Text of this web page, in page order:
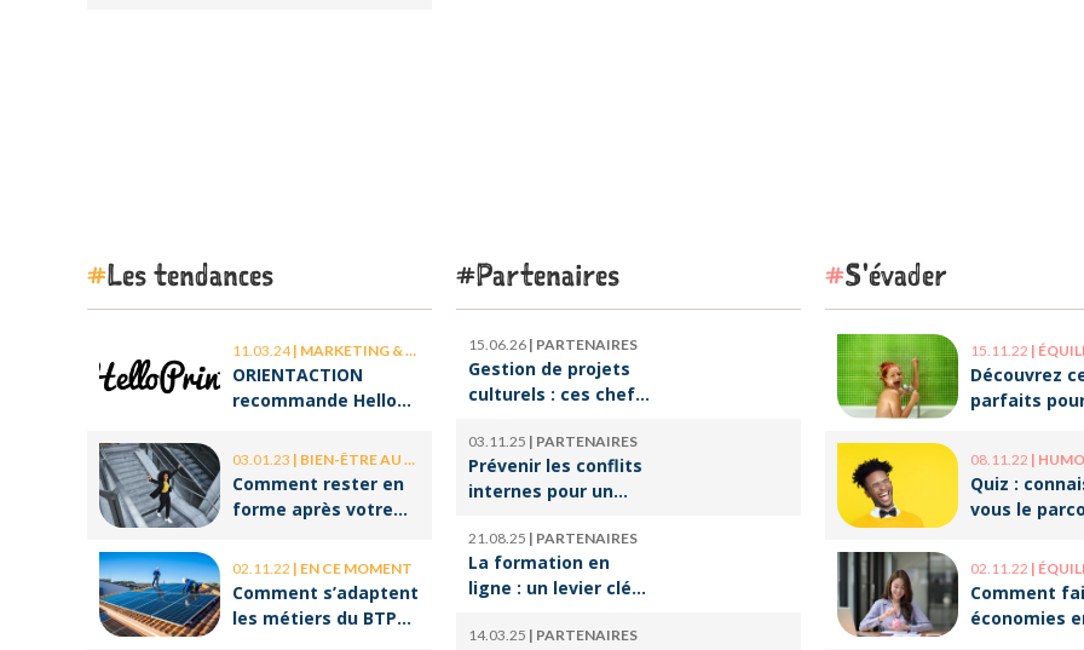
Les tendances
11.03.24| MARKETING & COMMUNICATION
ORIENTACTION
recommande Hello
des stickers et des
brochures
03.01.23 | BIEN-ÊTRE AU TRAVAIL
Comment rester en
forme après votre
02.11.22 | EN CE MOMENT
Comment s’adaptent
les métiers du BTP
Partenaires
15.06.26 | PARTENAIRES
Gestion de projets
culturels : ces chefs
l’ombre qui font vivre
la culture
03.11.25 | PARTENAIRES
Prévenir les conflits
internes pour un
serein
21.08.25 | PARTENAIRES
La formation en
ligne : un levier clé
reconversion
14.03.25 | PARTENAIRES
S'évader
15.11.22 | ÉQUILIBRE
Découvrez
parfaits
le travail !
08.11.22 |
Quiz :
vous le
populaires ?
02.11.22 | ÉQUILIBRE
Comment
économies